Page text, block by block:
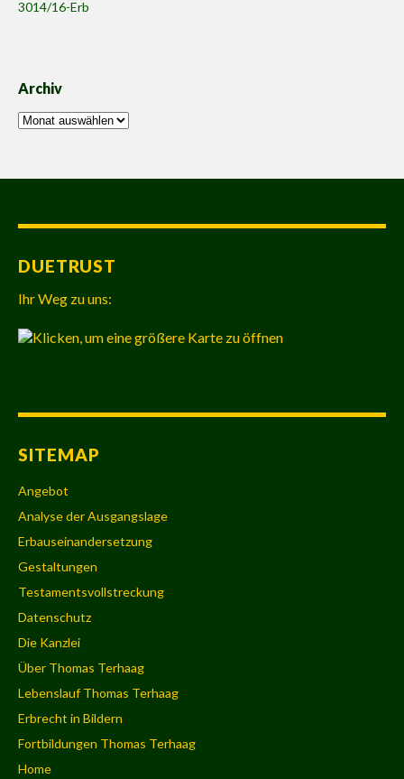
3014/16-Erb
Archiv
Archiv
DUETRUST
Ihr Weg zu uns:
SITEMAP
Angebot
Analyse der Ausgangslage
Erbauseinandersetzung
Gestaltungen
Testamentsvollstreckung
Datenschutz
Die Kanzlei
Über Thomas Terhaag
Lebenslauf Thomas Terhaag
Erbrecht in Bildern
Fortbildungen Thomas Terhaag
Home